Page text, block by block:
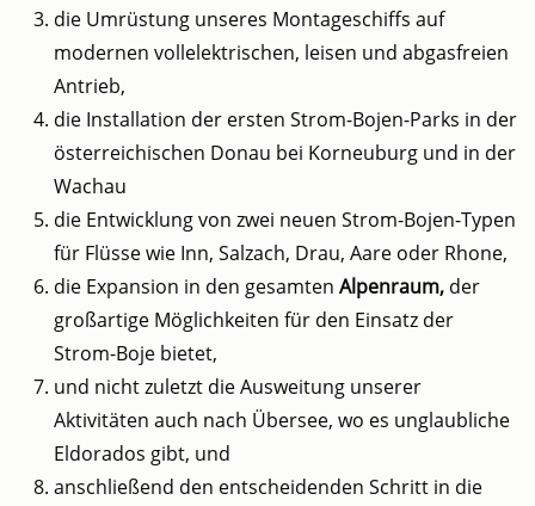
die Umrüstung unseres Montageschiffs auf
modernen vollelektrischen, leisen und abgasfreien
Antrieb,
die Installation der ersten Strom-Bojen-Parks in der
österreichischen Donau bei Korneuburg und in der
Wachau
die Entwicklung von zwei neuen Strom-Bojen-Typen
für Flüsse wie Inn, Salzach, Drau, Aare oder Rhone,
die Expansion in den gesamten Alpenraum, der
großartige Möglichkeiten für den Einsatz der
Strom-Boje bietet,
und nicht zuletzt die Ausweitung unserer
Aktivitäten auch nach Übersee, wo es unglaubliche
Eldorados gibt, und
anschließend den entscheidenden Schritt in die